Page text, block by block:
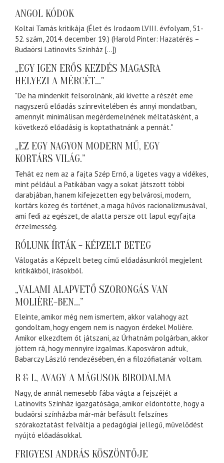
ANGOL KÓDOK
Koltai Tamás kritikája (Élet és Irodaom LVIII. évfolyam, 51-
52. szám, 2014. december 19.) (Harold Pinter: Hazatérés –
Budaörsi Latinovits Színház […])
„EGY IGEN ERŐS KEZDÉS MAGASRA
HELYEZI A MÉRCÉT..."
"De ha mindenkit felsorolnánk, aki kivette a részét eme
nagyszerű előadás színrevitelében és annyi mondatban,
amennyit minimálisan megérdemelnének méltatásként, a
következő előadásig is koptathatnánk a pennát."
„EZ EGY NAGYON MODERN MŰ, EGY
KORTÁRS VILÁG.”
Tehát ez nem az a fajta Szép Ernő, a ligetes vagy a vidékes,
mint például a Patikában vagy a sokat játszott többi
darabjában, hanem kifejezetten egy belvárosi, modern,
kortárs közeg és történet, a maga hűvös racionalizmusával,
ami fedi az egészet, de alatta persze ott lapul egyfajta
érzelmesség.
RÓLUNK ÍRTÁK - KÉPZELT BETEG
Válogatás a Képzelt beteg című előadásunkról megjelent
kritikákból, írásokból.
„VALAMI ALAPVETŐ SZORONGÁS VAN
MOLIÈRE-BEN…”
Eleinte, amikor még nem ismertem, akkor valahogy azt
gondoltam, hogy engem nem is nagyon érdekel Molière.
Amikor elkezdtem őt játszani, az Úrhatnám polgárban, akkor
jöttem rá, hogy mennyire izgalmas. Kaposváron adtuk,
Babarczy László rendezésében, én a filozófiatanár voltam.
R & L, AVAGY A MÁGUSOK BIRODALMA
Nagy, de annál nemesebb fába vágta a fejszéjét a
Latinovits Színház igazgatósága, amikor eldöntötte, hogy a
budaörsi színházba már-már befásult felszínes
szórakoztatást felváltja a pedagógiai jellegű, művelődést
nyújtó előadásokkal.
FRIGYESI ANDRÁS KÖSZÖNTŐJE